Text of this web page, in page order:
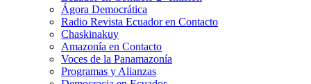
Ágora Democrática
Radio Revista Ecuador en Contacto
Chaskinakuy
Amazonía en Contacto
Voces de la Panamazonía
Programas y Alianzas